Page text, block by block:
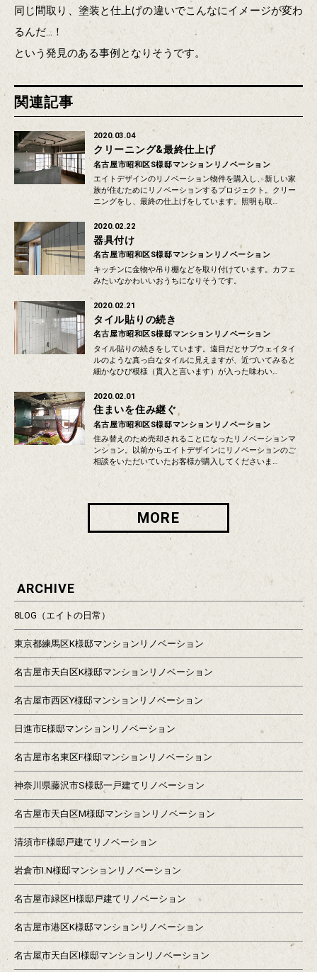
同じ間取り、塗装と仕上げの違いでこんなにイメージが変わ
るんだ…！
という発見のある事例となりそうです。
関連記事
2020.03.04
クリーニング&最終仕上げ
名古屋市昭和区S様邸マンションリノベーション
エイトデザインのリノベーション物件を購入し、新しい家
族が住むためにリノベーションするプロジェクト。クリー
ニングをし、最終の仕上げをしています。照明も取…
2020.02.22
器具付け
名古屋市昭和区S様邸マンションリノベーション
キッチンに金物や吊り棚などを取り付けています。カフェ
みたいなかわいいおうちになりそうです。
2020.02.21
タイル貼りの続き
名古屋市昭和区S様邸マンションリノベーション
タイル貼りの続きをしています。遠目だとサブウェイタイ
ルのような真っ白なタイルに見えますが、近づいてみると
細かなひび模様（貫入と言います）が入った味わい…
2020.02.01
住まいを住み継ぐ
名古屋市昭和区S様邸マンションリノベーション
住み替えのため売却されることになったリノベーションマ
ンション。以前からエイトデザインにリノベーションのご
相談をいただいていたお客様が購入してくださいま…
MORE
ARCHIVE
8LOG（エイトの日常）
東京都練馬区K様邸マンションリノベーション
名古屋市天白区K様邸マンションリノベーション
名古屋市西区Y様邸マンションリノベーション
日進市E様邸マンションリノベーション
名古屋市名東区F様邸マンションリノベーション
神奈川県藤沢市S様邸一戸建てリノベーション
名古屋市天白区M様邸マンションリノベーション
清須市F様邸戸建てリノベーション
岩倉市I.N様邸マンションリノベーション
名古屋市緑区H様邸戸建てリノベーション
名古屋市港区K様邸マンションリノベーション
名古屋市天白区I様邸マンションリノベーション